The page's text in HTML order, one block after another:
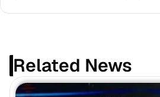
Related News